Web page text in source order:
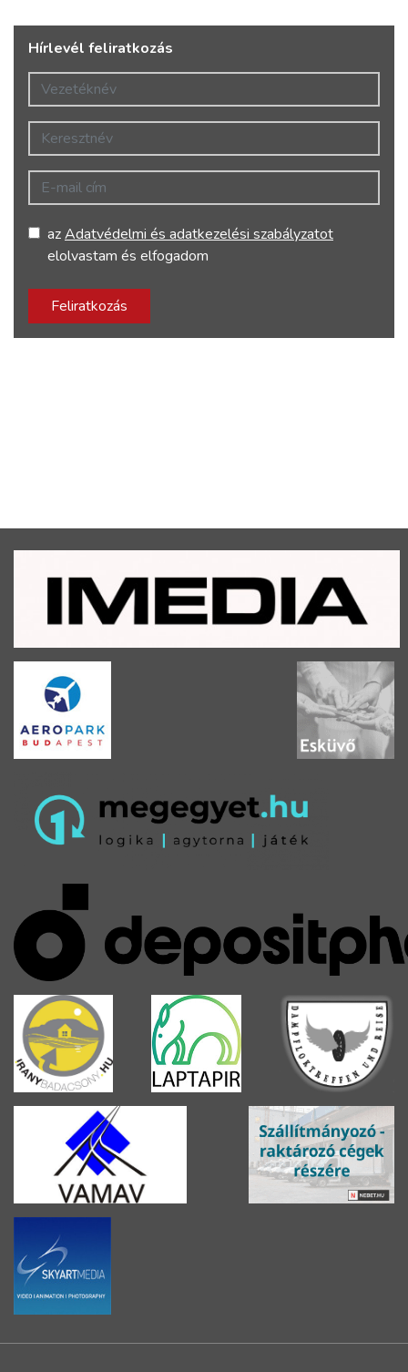
Hírlevél feliratkozás
Vezetéknév
Keresztnév
E-mail cím
azAdatvédelmi és adatkezelési szabályzatot
elolvastam és elfogadom
Feliratkozás